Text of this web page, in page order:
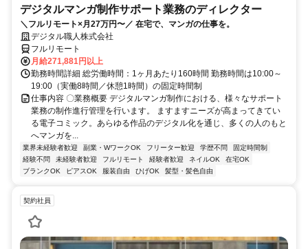
デジタルマンガ制作サポート業務のディレクター
＼フルリモート×月27万円〜／ 在宅で、マンガの仕事を。
デジタル職人株式会社
フルリモート
月給271,881円以上
勤務時間詳細 総労働時間：1ヶ月あたり160時間 勤務時間は10:00～
19:00（実働8時間／休憩1時間）の固定時間制
仕事内容 〇業務概要 デジタルマンガ制作における、様々なサポート
業務の制作進行管理を行います。 ますますニーズが高まってきてい
る電子コミック。あらゆる作品のデジタル化を通じ、多くの人のもと
へマンガを...
業界未経験者歓迎 副業・WワークOK フリーター歓迎 学歴不問
固定時間制
経験不問
未経験者歓迎 フルリモート 経験者歓迎 ネイルOK
在宅OK
ブランクOK
ピアスOK 服装自由 ひげOK 髪型・髪色自由
契約社員